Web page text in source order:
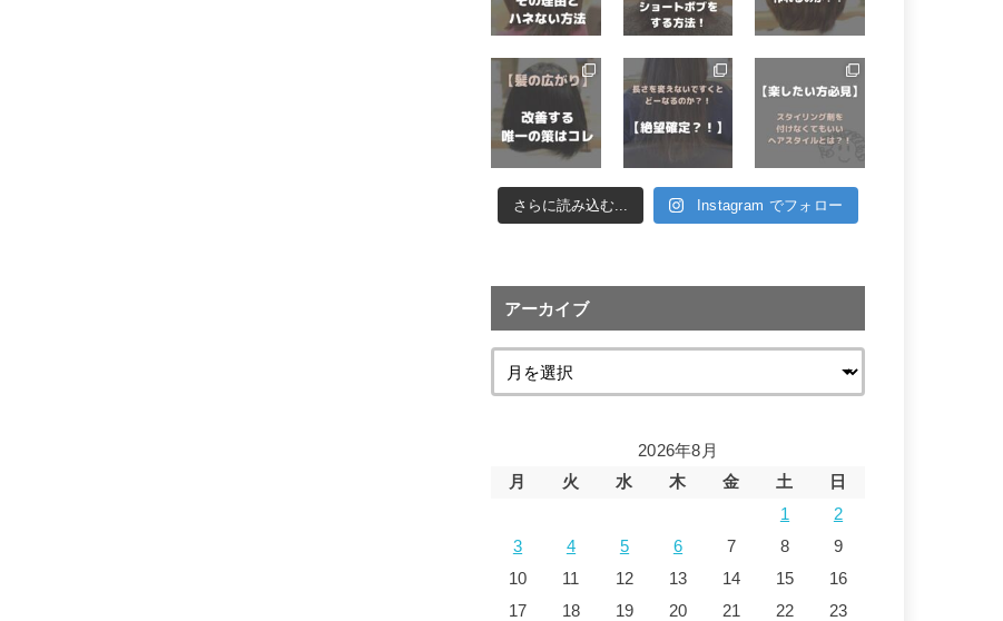
さらに読み込む... Instagram でフォロー
アーカイブ
2026年8月
月
火 水 木 金 土
日
1
2
3
4 5 6 7 8
9
10
11 12 13 14 15
16
17
18 19 20 21 22
23